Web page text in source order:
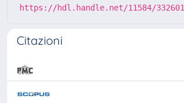
https://hdl.handle.net/11584/332601
Citazioni